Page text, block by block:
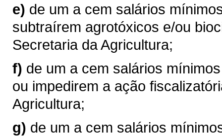
e) de um a cem salários
subtraírem agrotóxicos e/ou
Secretaria da Agricultura;
f) de um a cem salários
ou impedirem a ação
Agricultura;
g) de um a cem salários